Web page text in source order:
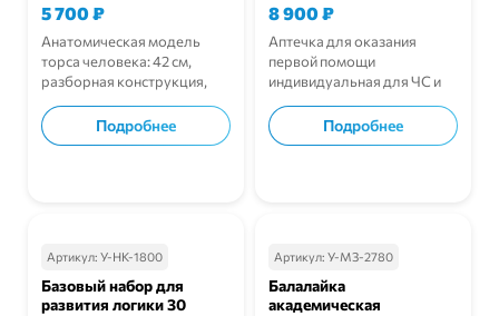
5 700₽
Анатомическая модель
торса человека: 42 см,
разборная конструкция,
наглядное изучение
анатомии в школе.
Подробнее
8 900₽
Аптечка для оказания
первой помощи
индивидуальная для ЧС и
Подробнее
Артикул: У-НК-1800
Базовый набор для
развития логики 30
Артикул: У-МЗ-2780
Балалайка
академическая